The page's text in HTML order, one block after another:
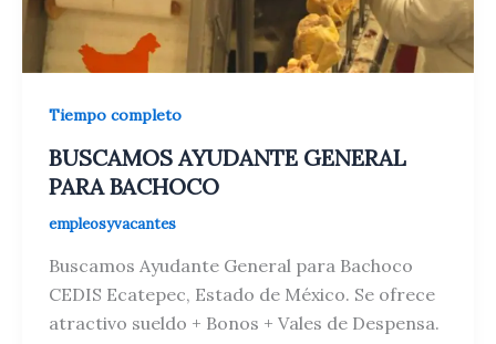
Tiempo completo
BUSCAMOS AYUDANTE GENERAL
PARA BACHOCO
empleosyvacantes
Buscamos Ayudante General para Bachoco
CEDIS Ecatepec, Estado de México. Se ofrece
atractivo sueldo + Bonos + Vales de Despensa.